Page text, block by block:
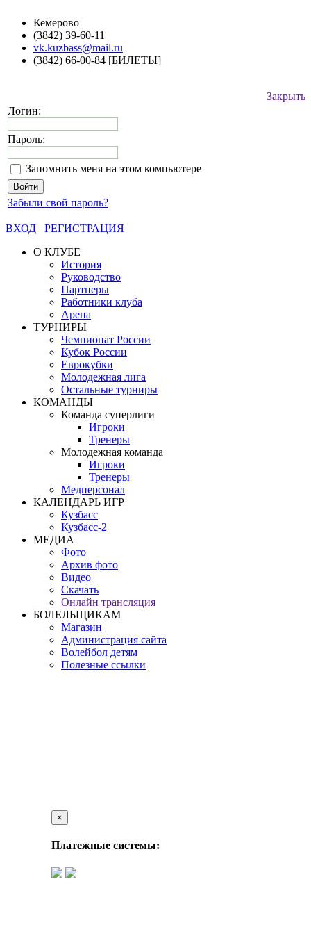
Кемерово
(3842) 39-60-11
vk.kuzbass@mail.ru
(3842) 66-00-84 [БИЛЕТЫ]
Закрыть
Логин:
Пароль:
Запомнить меня на этом компьютере
Забыли свой пароль?
ВХОД
РЕГИСТРАЦИЯ
О КЛУБЕ
История
Руководство
Партнеры
Работники клуба
Арена
ТУРНИРЫ
Чемпионат России
Кубок России
Еврокубки
Молодежная лига
Остальные турниры
КОМАНДЫ
Команда суперлиги
Игроки
Тренеры
Молодежная команда
Игроки
Тренеры
Медперсонал
КАЛЕНДАРЬ ИГР
Кузбасс
Кузбасс-2
МЕДИА
Фото
Архив фото
Видео
Скачать
Онлайн трансляция
БОЛЕЛЬЩИКАМ
Магазин
Администрация сайта
Волейбол детям
Полезные ссылки
×
Платежные системы: